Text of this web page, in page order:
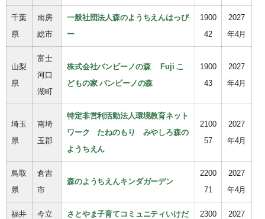
千葉
県
南房
総市
一般社団法人森のようちえんはっぴ
ー
1900
42
2027
年4月
山梨
県
富士
河口
湖町
株式会社バンビーノの森 Fuji こ
どもの家 バンビーノの森
1900
43
2027
年4月
埼玉
県
南埼
玉郡
特定非営利活動法人環境教育ネット
ワーク たねのもり みやしろ森の
ようちえん
2100
57
2027
年4月
鳥取
県
倉吉
市
森のようちえんキンダガーデン
2200
71
2027
年4月
福井
今立
さとやま子育てコミュニティいけだ
2300
2027